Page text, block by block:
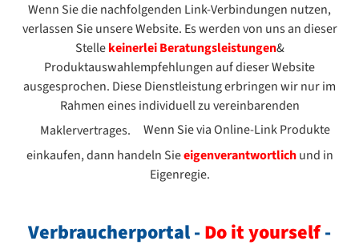
Wenn Sie die nachfolgenden Link-Verbindungen nutzen,
verlassen Sie unsere Website. Es werden von uns an dieser
Stellekeinerlei Beratungsleistungen&
Produktauswahlempfehlungen auf dieser Website
ausgesprochen. Diese Dienstleistung erbringen wir nur im
Rahmen eines individuell zu vereinbarenden
Maklervertrages.
Wenn Sie via Online-Link Produkte
einkaufen, dann handeln Sieeigenverantwortlichund in
Eigenregie.
Verbraucherportal -Do it yourself-